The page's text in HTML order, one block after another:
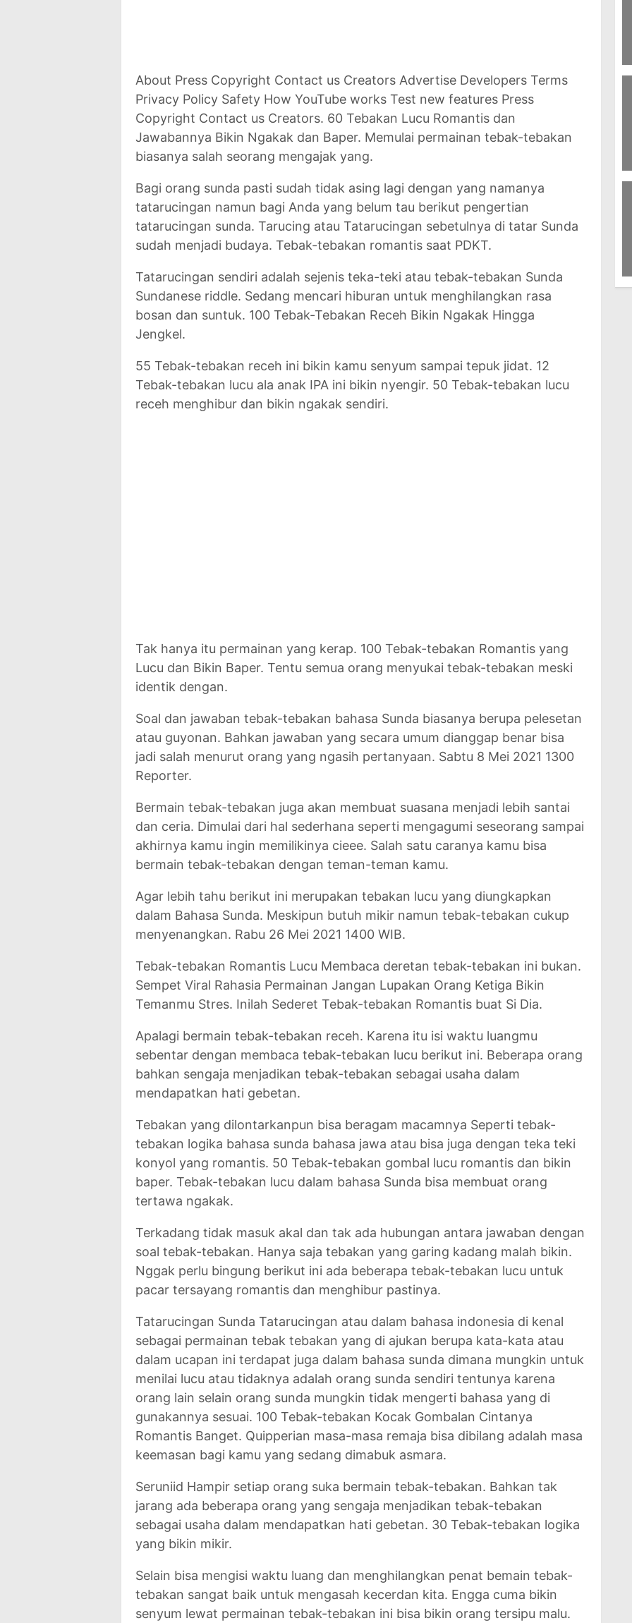
About Press Copyright Contact us Creators Advertise Developers Terms
Privacy Policy Safety How YouTube works Test new features Press
Copyright Contact us Creators. 60 Tebakan Lucu Romantis dan
Jawabannya Bikin Ngakak dan Baper. Memulai permainan tebak-tebakan
biasanya salah seorang mengajak yang.
Bagi orang sunda pasti sudah tidak asing lagi dengan yang namanya
tatarucingan namun bagi Anda yang belum tau berikut pengertian
tatarucingan sunda. Tarucing atau Tatarucingan sebetulnya di tatar Sunda
sudah menjadi budaya. Tebak-tebakan romantis saat PDKT.
Tatarucingan sendiri adalah sejenis teka-teki atau tebak-tebakan Sunda
Sundanese riddle. Sedang mencari hiburan untuk menghilangkan rasa
bosan dan suntuk. 100 Tebak-Tebakan Receh Bikin Ngakak Hingga
Jengkel.
55 Tebak-tebakan receh ini bikin kamu senyum sampai tepuk jidat. 12
Tebak-tebakan lucu ala anak IPA ini bikin nyengir. 50 Tebak-tebakan lucu
receh menghibur dan bikin ngakak sendiri.
Tak hanya itu permainan yang kerap. 100 Tebak-tebakan Romantis yang
Lucu dan Bikin Baper. Tentu semua orang menyukai tebak-tebakan meski
identik dengan.
Soal dan jawaban tebak-tebakan bahasa Sunda biasanya berupa pelesetan
atau guyonan. Bahkan jawaban yang secara umum dianggap benar bisa
jadi salah menurut orang yang ngasih pertanyaan. Sabtu 8 Mei 2021 1300
Reporter.
Bermain tebak-tebakan juga akan membuat suasana menjadi lebih santai
dan ceria. Dimulai dari hal sederhana seperti mengagumi seseorang sampai
akhirnya kamu ingin memilikinya cieee. Salah satu caranya kamu bisa
bermain tebak-tebakan dengan teman-teman kamu.
Agar lebih tahu berikut ini merupakan tebakan lucu yang diungkapkan
dalam Bahasa Sunda. Meskipun butuh mikir namun tebak-tebakan cukup
menyenangkan. Rabu 26 Mei 2021 1400 WIB.
Tebak-tebakan Romantis Lucu Membaca deretan tebak-tebakan ini bukan.
Sempet Viral Rahasia Permainan Jangan Lupakan Orang Ketiga Bikin
Temanmu Stres. Inilah Sederet Tebak-tebakan Romantis buat Si Dia.
Apalagi bermain tebak-tebakan receh. Karena itu isi waktu luangmu
sebentar dengan membaca tebak-tebakan lucu berikut ini. Beberapa orang
bahkan sengaja menjadikan tebak-tebakan sebagai usaha dalam
mendapatkan hati gebetan.
Tebakan yang dilontarkanpun bisa beragam macamnya Seperti tebak-
tebakan logika bahasa sunda bahasa jawa atau bisa juga dengan teka teki
konyol yang romantis. 50 Tebak-tebakan gombal lucu romantis dan bikin
baper. Tebak-tebakan lucu dalam bahasa Sunda bisa membuat orang
tertawa ngakak.
Terkadang tidak masuk akal dan tak ada hubungan antara jawaban dengan
soal tebak-tebakan. Hanya saja tebakan yang garing kadang malah bikin.
Nggak perlu bingung berikut ini ada beberapa tebak-tebakan lucu untuk
pacar tersayang romantis dan menghibur pastinya.
Tatarucingan Sunda Tatarucingan atau dalam bahasa indonesia di kenal
sebagai permainan tebak tebakan yang di ajukan berupa kata-kata atau
dalam ucapan ini terdapat juga dalam bahasa sunda dimana mungkin untuk
menilai lucu atau tidaknya adalah orang sunda sendiri tentunya karena
orang lain selain orang sunda mungkin tidak mengerti bahasa yang di
gunakannya sesuai. 100 Tebak-tebakan Kocak Gombalan Cintanya
Romantis Banget. Quipperian masa-masa remaja bisa dibilang adalah masa
keemasan bagi kamu yang sedang dimabuk asmara.
Seruniid Hampir setiap orang suka bermain tebak-tebakan. Bahkan tak
jarang ada beberapa orang yang sengaja menjadikan tebak-tebakan
sebagai usaha dalam mendapatkan hati gebetan. 30 Tebak-tebakan logika
yang bikin mikir.
Selain bisa mengisi waktu luang dan menghilangkan penat bemain tebak-
tebakan sangat baik untuk mengasah kecerdan kita. Engga cuma bikin
senyum lewat permainan tebak-tebakan ini bisa bikin orang tersipu malu.